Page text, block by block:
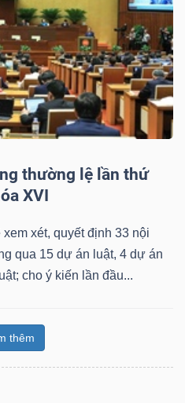
thường lệ lần thứ
XVI
xét, quyết định 33 nội
qua 15 dự án luật, 4 dự án
cho ý kiến lần đầu...
thêm